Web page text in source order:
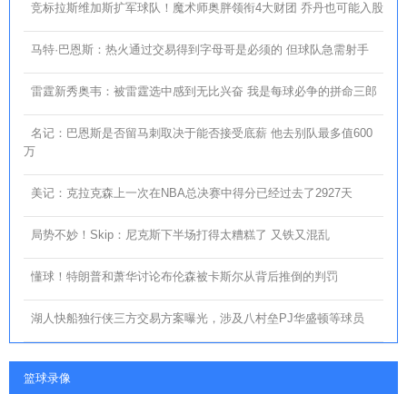
竞标拉斯维加斯扩军球队！魔术师奥胖领衔4大财团 乔丹也可能入股
马特·巴恩斯：热火通过交易得到字母哥是必须的 但球队急需射手
雷霆新秀奥韦：被雷霆选中感到无比兴奋 我是每球必争的拼命三郎
名记：巴恩斯是否留马刺取决于能否接受底薪 他去别队最多值600
万
美记：克拉克森上一次在NBA总决赛中得分已经过去了2927天
局势不妙！Skip：尼克斯下半场打得太糟糕了 又铁又混乱
懂球！特朗普和萧华讨论布伦森被卡斯尔从背后推倒的判罚
湖人快船独行侠三方交易方案曝光，涉及八村垒PJ华盛顿等球员
篮球录像